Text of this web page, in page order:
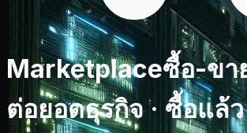
Marketplaceซื้อ-ขา
ต่อยอดธุรกิจ · ซื้อแล้